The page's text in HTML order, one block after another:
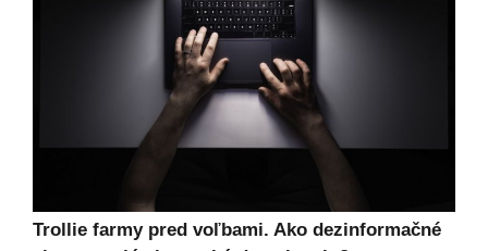
Trollie farmy pred voľbami. Ako dezinformačné